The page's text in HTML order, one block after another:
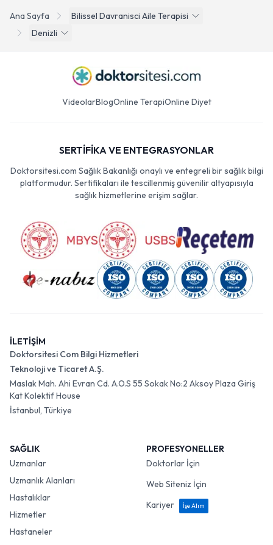
Ana Sayfa
Bilissel Davranisci Aile Terapisi
Denizli
VideolarBlogOnline TerapiOnline Diyet
SERTİFİKA VE ENTEGRASYONLAR
Doktorsitesi.com Sağlık Bakanlığı onaylı ve entegreli bir sağlık bilgi
platformudur. Sertifikaları ile tescillenmiş güvenilir altyapısıyla
sağlık hizmetlerine erişim sağlar.
İLETİŞİM
Doktorsitesi Com Bilgi Hizmetleri
Teknoloji ve Ticaret A.Ş.
Maslak Mah. Ahi Evran Cd. A.O.S 55 Sokak No:2 Aksoy Plaza Giriş
Kat Kolektif House
İstanbul, Türkiye
SAĞLIK
Uzmanlar
Uzmanlık Alanları
Hastalıklar
Hizmetler
Hastaneler
PROFESYONELLER
Doktorlar İçin
Web Siteniz İçin
Kariyer
İşe Alım